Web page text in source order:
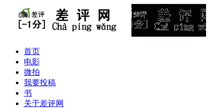
首页
电影
微拍
我要投稿
书
关于差评网